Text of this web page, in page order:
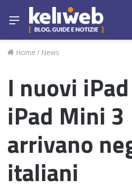
Menu
Home / News
I nuovi
iPad Mini 3
arrivano
italiani